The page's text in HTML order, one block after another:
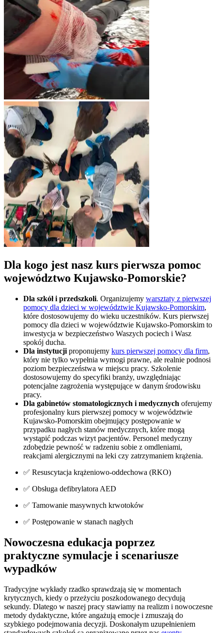
Dla kogo jest nasz kurs pierwsza pomoc
województwo Kujawsko-Pomorskie?
Dla szkół i przedszkoli. Organizujemy warsztaty z pierwszej
pomocy dla dzieci w województwie Kujawsko-Pomorskim,
które dostosowujemy do wieku uczestników. Kurs pierwszej
pomocy dla dzieci w województwie Kujawsko-Pomorskim to
inwestycja w bezpieczeństwo Waszych pociech i Wasz
spokój ducha.
Dla instytucji proponujemy kurs pierwszej pomocy dla firm,
który nie tylko wypełnia wymogi prawne, ale realnie podnosi
poziom bezpieczeństwa w miejscu pracy. Szkolenie
dostosowujemy do specyfiki branży, uwzględniając
potencjalne zagrożenia występujące w danym środowisku
pracy.
Dla gabinetów stomatologicznych i medycznych oferujemy
profesjonalny kurs pierwszej pomocy w województwie
Kujawsko-Pomorskim obejmujący postępowanie w
przypadku nagłych stanów medycznych, które mogą
wystąpić podczas wizyt pacjentów. Personel medyczny
zdobędzie pewność w radzeniu sobie z omdleniami,
reakcjami alergicznymi na leki czy zatrzymaniem krążenia.
✅ Resuscytacja krążeniowo-oddechowa (RKO)
✅ Obsługa defibrylatora AED
✅ Tamowanie masywnych krwotoków
✅ Postępowanie w stanach nagłych
Nowoczesna edukacja poprzez
praktyczne symulacje i scenariusze
wypadków
Tradycyjne wykłady rzadko sprawdzają się w momentach
krytycznych, kiedy o przeżyciu poszkodowanego decydują
sekundy. Dlatego w naszej pracy stawiamy na realizm i nowoczesne
metody dydaktyczne, które angażują emocje i zmuszają do
szybkiego podejmowania decyzji. Doskonałym uzupełnieniem